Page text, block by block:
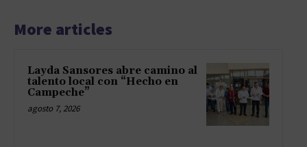
More articles
Layda Sansores abre camino al
talento local con “Hecho en
Campeche”
agosto 7, 2026